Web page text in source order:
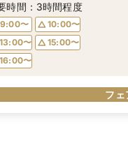
時間：3時間程度
9:00〜
10:00〜
13:00〜
15:00〜
16:00〜
フェ